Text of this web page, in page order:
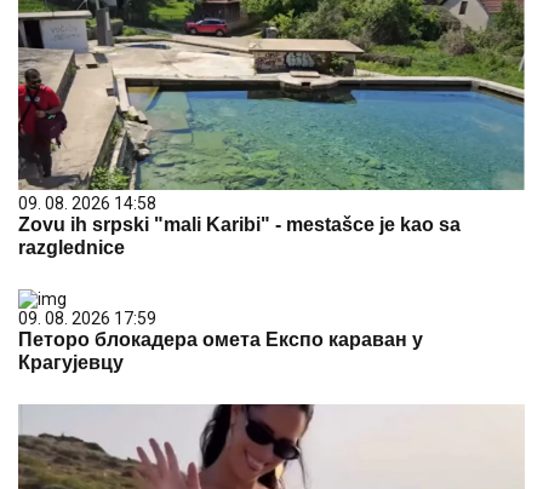
09. 08. 2026 14:58
Zovu ih srpski "mali Karibi" - mestašce je kao sa
razglednice
09. 08. 2026 17:59
Петоро блокадера омета Експо караван у
Крагујевцу